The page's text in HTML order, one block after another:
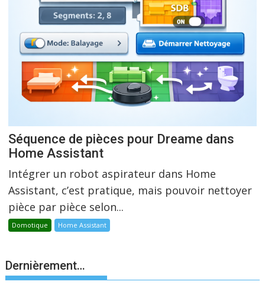
Séquence de pièces pour Dreame dans
Home Assistant
Intégrer un robot aspirateur dans Home
Assistant, c’est pratique, mais pouvoir nettoyer
pièce par pièce selon...
Domotique Home Assistant
Dernièrement…